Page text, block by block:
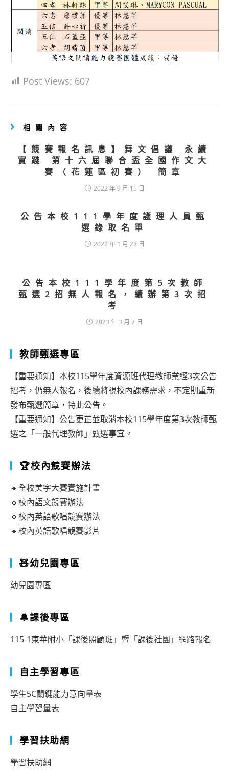
Post Views: 607
相關內容
【競賽報名訊息】舞文倡議 永續
實踐 第十六屆聯合盃全國作文大
賽（花蓮區初賽） 簡章
2022 年 9 月 15 日
公告本校111學年度護理人員甄
選錄取名單
2022 年 1 月 22 日
公告本校111學年度第5次教師
甄選2招無人報名，續辦第3次招
考
2023 年 3 月 7 日
教師甄選專區
【重要通知】本校115學年度資源班代理教師業經3次公告
招考，仍無人報名，後續將視校內課務需求，不定期重新
發布甄選簡章，特此公告。
【重要通知】公告更正並取消本校115學年度第3次教師甄
選之「一般代理教師」甄選事宜。
🏆校內競賽辦法
🔹全校美字大賽實施計畫
🔹校內語文競賽辦法
🔹校內英語歌唱競賽辦法
🔹校內英語歌唱競賽影片
🧸幼兒園專區
幼兒園專區
🔔課後專區
115-1東華附小「課後照顧班」暨「課後社團」網路報名
自主學習專區
學生5C關鍵能力意向量表
自主學習量表
學習扶助網
學習扶助網